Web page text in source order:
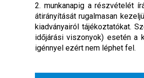
2. munkanapig a részvételét
átirányítását rugalmasan
kiadványairól tájékoztatókat.
időjárási viszonyok) esetén a
igénnyel ezért nem léphet fel.